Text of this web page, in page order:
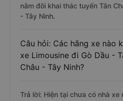
nằm đôi khai thác tuyến Tân
- Tây Ninh.
Câu hỏi: Các hãng xe nào
xe Limousine đi Gò Dầu -
Châu - Tây Ninh?
Trả lời: Hiện tại chưa có nhà xe